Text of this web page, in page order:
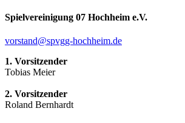
Spielvereinigung 07 Hochheim e.V.
vorstand@spvgg-hochheim.de
1. Vorsitzender
Tobias Meier
2. Vorsitzender
Roland Bernhardt